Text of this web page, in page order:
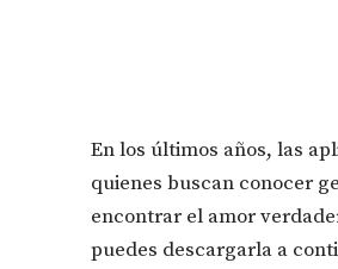
En los últimos años, las
quienes buscan conocer
encontrar el amor
puedes descargarla a